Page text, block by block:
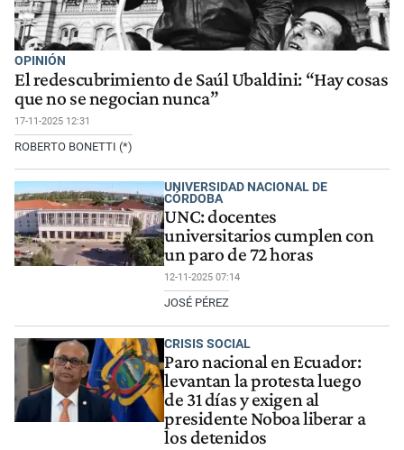
OPINIÓN
El redescubrimiento de Saúl Ubaldini: “Hay cosas
que no se negocian nunca”
17-11-2025 12:31
ROBERTO BONETTI (*)
UNIVERSIDAD NACIONAL DE
CÓRDOBA
UNC: docentes
universitarios cumplen con
un paro de 72 horas
12-11-2025 07:14
JOSÉ PÉREZ
CRISIS SOCIAL
Paro nacional en Ecuador:
levantan la protesta luego
de 31 días y exigen al
presidente Noboa liberar a
los detenidos